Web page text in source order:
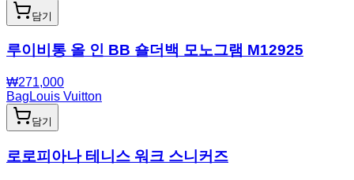
담기
루이비통 올 인 BB 숄더백 모노그램 M12925
₩271,000
Bag Louis Vuitton
담기
로로피아나 테니스 워크 스니커즈